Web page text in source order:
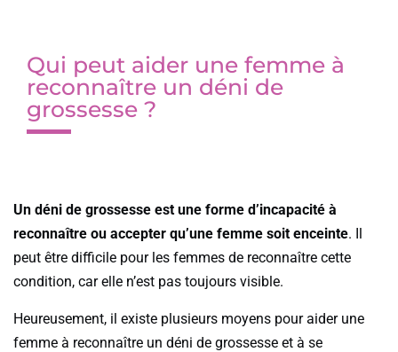
Qui peut aider une femme à
reconnaître un déni de
grossesse ?
Un déni de grossesse est une forme d’incapacité à
reconnaître ou accepter qu’une femme soit enceinte. Il
peut être difficile pour les femmes de reconnaître cette
condition, car elle n’est pas toujours visible.
Heureusement, il existe plusieurs moyens pour aider une
femme à reconnaître un déni de grossesse et à se